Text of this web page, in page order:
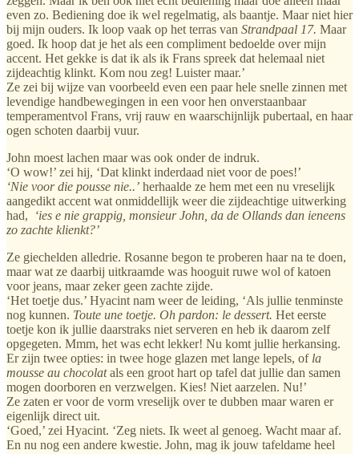
even zo. Bediening doe ik wel regelmatig, als baantje. Maar niet hier
bij mijn ouders. Ik loop vaak op het terras van Strandpaal 17. Maar
goed. Ik hoop dat je het als een compliment bedoelde over mijn
accent. Het gekke is dat ik als ik Frans spreek dat helemaal niet
zijdeachtig klinkt. Kom nou zeg! Luister maar.’
Ze zei bij wijze van voorbeeld even een paar hele snelle zinnen met
levendige handbewegingen in een voor hen onverstaanbaar
temperamentvol Frans, vrij rauw en waarschijnlijk pubertaal, en haar
ogen schoten daarbij vuur.
John moest lachen maar was ook onder de indruk.
‘O wow!’ zei hij, ‘Dat klinkt inderdaad niet voor de poes!’
‘Nie voor die pousse nie..’ herhaalde ze hem met een nu vreselijk
aangedikt accent wat onmiddellijk weer die zijdeachtige uitwerking
had,
‘ies e nie grappig, monsieur John, da de Ollands dan ieneens
zo zachte klienkt?’
Ze giechelden alledrie. Rosanne begon te proberen haar na te doen,
maar wat ze daarbij uitkraamde was hooguit ruwe wol of katoen
voor jeans, maar zeker geen zachte zijde.
‘Het toetje dus.’ Hyacint nam weer de leiding, ‘Als jullie tenminste
nog kunnen. Toute une toetje. Oh pardon: le dessert. Het eerste
toetje kon ik jullie daarstraks niet serveren en heb ik daarom zelf
opgegeten. Mmm, het was echt lekker! Nu komt jullie herkansing.
Er zijn twee opties: in twee hoge glazen met lange lepels, of la
mousse au chocolatals een groot hart op tafel dat jullie dan samen
mogen doorboren en verzwelgen. Kies! Niet aarzelen. Nu!’
Ze zaten er voor de vorm vreselijk over te dubben maar waren er
eigenlijk direct uit.
‘Goed,’ zei Hyacint. ‘Zeg niets. Ik weet al genoeg. Wacht maar af.
En nu nog een andere kwestie. John, mag ik jouw tafeldame heel